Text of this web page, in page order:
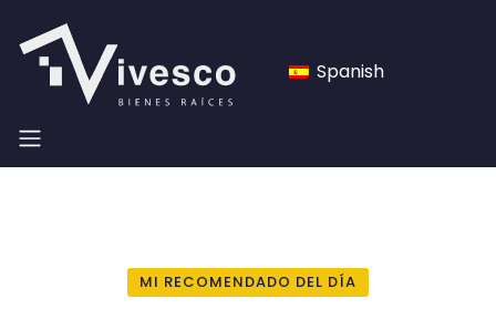
Spanish
MI RECOMENDADO DEL DÍA